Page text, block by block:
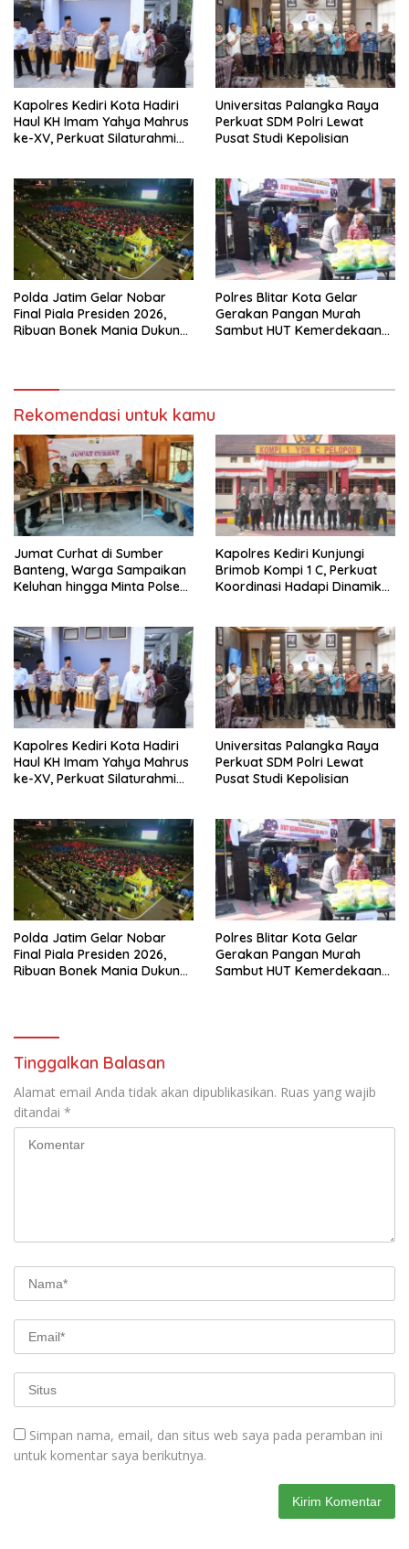
Kapolres Kediri Kota Hadiri
Haul KH Imam Yahya Mahrus
ke-XV, Perkuat Silaturahmi
Universitas Palangka Raya
Perkuat SDM Polri Lewat
Pusat Studi Kepolisian
Polda Jatim Gelar Nobar
Final Piala Presiden 2026,
Ribuan Bonek Mania Dukung
Polres Blitar Kota Gelar
Gerakan Pangan Murah
Sambut HUT Kemerdekaan
Rekomendasi untuk kamu
Jumat Curhat di Sumber
Banteng, Warga Sampaikan
Keluhan hingga Minta Polsek
Kapolres Kediri Kunjungi
Brimob Kompi 1 C, Perkuat
Koordinasi Hadapi Dinamika
Kapolres Kediri Kota Hadiri
Haul KH Imam Yahya Mahrus
ke-XV, Perkuat Silaturahmi
Universitas Palangka Raya
Perkuat SDM Polri Lewat
Pusat Studi Kepolisian
Polda Jatim Gelar Nobar
Final Piala Presiden 2026,
Ribuan Bonek Mania Dukung
Polres Blitar Kota Gelar
Gerakan Pangan Murah
Sambut HUT Kemerdekaan
Tinggalkan Balasan
Alamat email Anda tidak akan dipublikasikan. Ruas yang wajib
ditandai *
Simpan nama, email, dan situs web saya pada peramban ini
untuk komentar saya berikutnya.